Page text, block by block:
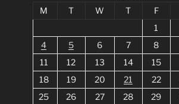
M
T W T F
1
4
5 6 7 8
11
12 13 14 15
18
19 20 21 22
25
26 27 28 29